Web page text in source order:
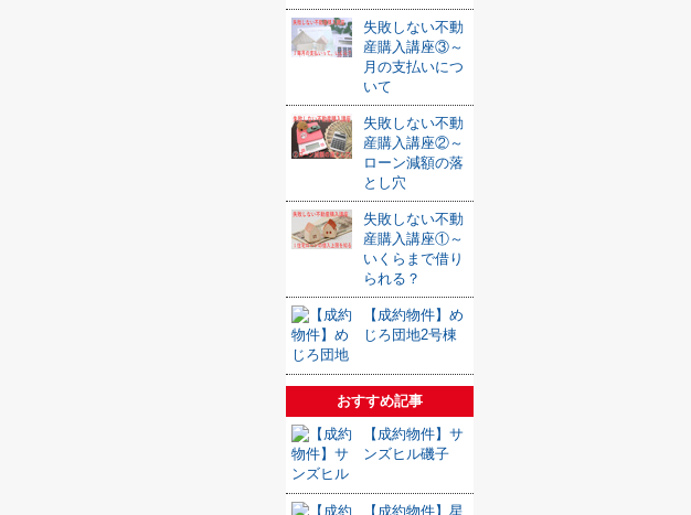
失敗しない不動
産購入講座③～
月の支払いにつ
いて
失敗しない不動
産購入講座②～
ローン減額の落
とし穴
失敗しない不動
産購入講座①～
いくらまで借り
られる？
【成約物件】め
じろ団地2号棟
おすすめ記事
【成約物件】サ
ンズヒル磯子
【成約物件】星